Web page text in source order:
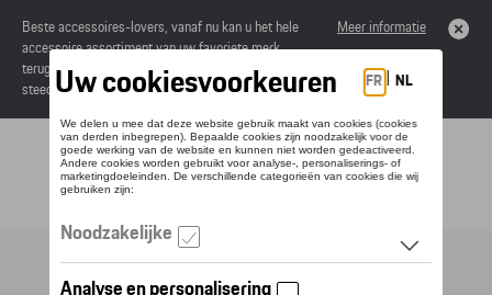
Beste accessoires-lovers, vanaf nu kan u het hele
accessoire assortiment van uw favoriete merk
terugvinden in de online catalogus. Deze kunnen
steeds besteld worden via uw dealer.
Meer informatie
Toggle navigation